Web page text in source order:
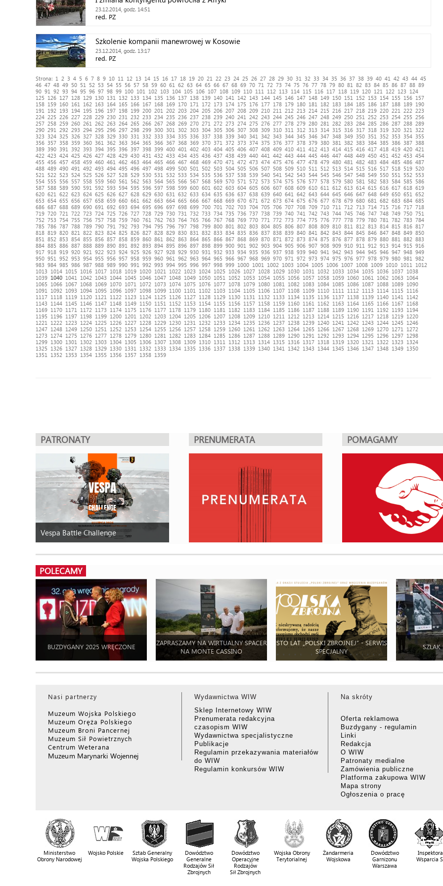
23.12.2014, godz. 14:51
red. PZ
Szkolenie kompanii manewrowej w Kosowie
23.12.2014, godz. 13:17
red. PZ
Strona: 1 2 3 4 5 6 7 8 9 10 11 12 13 14 15 16 17 18 19 20 21 22 23 24 25 26 27 28 29 30 31 32 33 34 35 36 37 38 39 40 41 42 43 44 45
46 47 48 49 50 51 52 53 54 55 56 57 58 59 60 61 62 63 64 65 66 67 68 69 70 71 72 73 74 75 76 77 78 79 80 81 82 83 84 85 86 87 88 89
90 91 92 93 94 95 96 97 98 99 100 101 102 103 104 105 106 107 108 109 110 111 112 113 114 115 116 117 118 119 120 121 122 123
124
125
126 127 128 129 130 131 132 133 134 135 136 137 138 139 140 141 142 143 144 145 146 147 148 149 150 151 152 153 154 155 156 157
158 159 160 161 162 163 164 165 166 167 168 169 170 171 172 173 174 175 176 177 178 179 180 181 182 183 184 185 186 187 188 189 190
191
192 193 194 195 196 197 198 199 200 201 202 203 204 205 206 207 208 209 210 211 212 213 214 215 216 217 218 219 220 221 222
223
224 225 226 227 228 229 230 231 232 233 234 235 236 237 238 239 240 241 242 243 244 245 246 247 248 249 250 251 252 253 254 255
256
257 258 259 260 261 262 263 264 265 266 267 268 269 270 271 272 273 274 275 276 277 278 279 280 281 282 283 284 285 286 287 288 289
290 291 292 293 294 295 296 297 298 299 300 301 302 303 304 305 306 307 308 309 310 311 312 313 314 315 316 317 318 319 320 321
322
323
324 325 326 327 328 329 330 331 332 333 334 335 336 337 338 339 340 341 342 343 344 345 346 347 348 349 350 351 352 353 354 355
356 357 358 359 360 361 362 363 364 365 366 367 368 369 370 371 372 373 374 375 376 377 378 379 380 381 382 383 384 385 386 387 388
389 390 391 392 393 394 395 396 397 398 399 400 401 402 403 404 405 406 407 408 409 410 411 412 413 414 415 416 417 418 419 420 421
422 423 424 425 426 427 428 429 430 431 432 433 434 435 436 437 438 439 440 441 442 443 444 445 446 447 448 449 450 451 452 453 454
455 456 457 458 459 460 461 462 463 464 465 466 467 468 469 470 471 472 473 474 475 476 477 478 479 480 481 482 483 484 485 486 487
488 489 490 491 492 493 494 495 496 497 498 499 500 501 502 503 504 505 506 507 508 509 510 511 512 513 514 515 516 517 518 519 520
521
522 523 524 525 526 527 528 529 530 531 532 533 534 535 536 537 538 539 540 541 542 543 544 545 546 547 548 549 550 551 552
553
554 555 556 557 558 559 560 561 562 563 564 565 566 567 568 569 570 571 572 573 574 575 576 577 578 579 580 581 582 583 584 585
586
587 588 589 590 591 592 593 594 595 596 597 598 599 600 601 602 603 604 605 606 607 608 609 610 611 612 613 614 615 616 617 618 619
620 621 622 623 624 625 626 627 628 629 630 631 632 633 634 635 636 637 638 639 640 641 642 643 644 645 646 647 648 649 650 651
652
653 654 655 656 657 658 659 660 661 662 663 664 665 666 667 668 669 670 671 672 673 674 675 676 677 678 679 680 681 682 683 684 685
686 687 688 689 690 691 692 693 694 695 696 697 698 699 700 701 702 703 704 705 706 707 708 709 710 711 712 713 714 715 716 717 718
719 720 721 722 723 724 725 726 727 728 729 730 731 732 733 734 735 736 737 738 739 740 741 742 743 744 745 746 747 748 749 750 751
752 753 754 755 756 757 758 759 760 761 762 763 764 765 766 767 768 769 770 771 772 773 774 775 776 777 778 779 780 781 782 783 784
785 786 787 788 789 790 791 792 793 794 795 796 797 798 799 800 801 802 803 804 805 806 807 808 809 810 811 812 813 814 815 816 817
818 819 820 821 822 823 824 825 826 827 828 829 830 831 832 833 834 835 836 837 838 839 840 841 842 843 844 845 846 847 848 849 850
851
852 853 854 855 856 857 858 859 860 861 862 863 864 865 866 867 868 869 870 871 872 873 874 875 876 877 878 879 880 881 882 883
884 885 886 887 888 889 890 891 892 893 894 895 896 897 898 899 900 901 902 903 904 905 906 907 908 909 910 911 912 913 914 915 916
917 918 919 920 921 922 923 924 925 926 927 928 929 930 931 932 933 934 935 936 937 938 939 940 941 942 943 944 945 946 947 948 949
950 951 952 953 954 955 956 957 958 959 960 961 962 963 964 965 966 967 968 969 970 971 972 973 974 975 976 977 978 979 980 981
982
983 984 985 986 987 988 989 990 991 992 993 994 995 996 997 998 999 1000 1001 1002 1003 1004 1005 1006 1007 1008 1009 1010 1011
1012
1013
1014 1015 1016 1017 1018 1019 1020 1021 1022 1023 1024 1025 1026 1027 1028 1029 1030 1031 1032 1033 1034 1035 1036 1037 1038
1039 1040 1041 1042 1043 1044 1045 1046 1047 1048 1049 1050 1051 1052 1053 1054 1055 1056 1057 1058 1059 1060 1061 1062 1063
1064
1065
1066 1067 1068 1069 1070 1071 1072 1073 1074 1075 1076 1077 1078 1079 1080 1081 1082 1083 1084 1085 1086 1087 1088 1089 1090
1091
1092 1093 1094 1095 1096 1097 1098 1099 1100 1101 1102 1103 1104 1105 1106 1107 1108 1109 1110 1111 1112 1113 1114 1115
1116
1117 1118 1119 1120 1121 1122 1123 1124 1125 1126 1127 1128 1129 1130 1131 1132 1133 1134 1135 1136 1137 1138 1139 1140 1141
1142
1143
1144 1145 1146 1147 1148 1149 1150 1151 1152 1153 1154 1155 1156 1157 1158 1159 1160 1161 1162 1163 1164 1165 1166 1167 1168
1169 1170 1171 1172 1173 1174 1175 1176 1177 1178 1179 1180 1181 1182 1183 1184 1185 1186 1187 1188 1189 1190 1191 1192 1193
1194
1195
1196 1197 1198 1199 1200 1201 1202 1203 1204 1205 1206 1207 1208 1209 1210 1211 1212 1213 1214 1215 1216 1217 1218 1219 1220
1221
1222 1223 1224 1225 1226 1227 1228 1229 1230 1231 1232 1233 1234 1235 1236 1237 1238 1239 1240 1241 1242 1243 1244 1245
1246
1247 1248 1249 1250 1251 1252 1253 1254 1255 1256 1257 1258 1259 1260 1261 1262 1263 1264 1265 1266 1267 1268 1269 1270 1271
1272
1273
1274 1275 1276 1277 1278 1279 1280 1281 1282 1283 1284 1285 1286 1287 1288 1289 1290 1291 1292 1293 1294 1295 1296 1297 1298
1299 1300 1301 1302 1303 1304 1305 1306 1307 1308 1309 1310 1311 1312 1313 1314 1315 1316 1317 1318 1319 1320 1321 1322 1323
1324
1325
1326 1327 1328 1329 1330 1331 1332 1333 1334 1335 1336 1337 1338 1339 1340 1341 1342 1343 1344 1345 1346 1347 1348 1349 1350
1351
1352 1353 1354 1355 1356 1357 1358 1359
PATRONATY
Vespa Battle Challenge
PRENUMERATA POMAGAMY
POLECAMY
BUZDYGANY 2025 WRĘCZONE
ZAPRASZAMY NA WIRTUALNY SPACER
NA MONTE CASSINO
STO LAT „POLSKI ZBROJNEJ” - SERWIS
SPECJALNY
SZLAK
Nasi partnerzy
Muzeum Wojska Polskiego
Muzeum Oręża Polskiego
Muzeum Broni Pancernej
Muzeum Sił Powietrznych
Centrum Weterana
Muzeum Marynarki Wojennej
Wydawnictwa WIW
Sklep Internetowy WIW
Prenumerata redakcyjna
czasopism WIW
Wydawnictwa specjalistyczne
Publikacje
Regulamin przekazywania materiałów
do WIW
Regulamin konkursów WIW
Na skróty
Oferta reklamowa
Buzdygany - regulamin
Linki
Redakcja
O WIW
Patronaty medialne
Zamówienia publiczne
Platforma zakupowa WIW
Mapa strony
Ogłoszenia o pracę
Ministerstwo
Obrony Narodowej
Wojsko Polskie
Sztab Generalny
Wojska Polskiego
Dowództwo
Generalne
Rodzajów Sił
Zbrojnych
Dowództwo
Operacyjne
Rodzajów
Sił Zbrojnych
Wojska Obrony
Terytorialnej
Żandarmeria
Wojskowa
Dowództwo
Garnizonu
Warszawa
Wsparcia